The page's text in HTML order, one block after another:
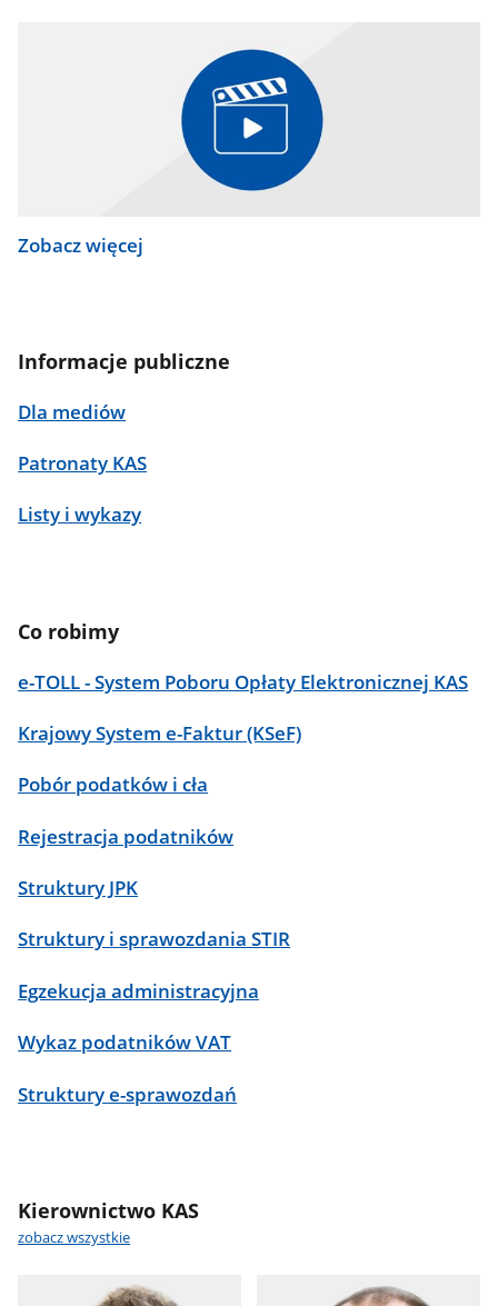
Zobacz więcej
Informacje publiczne
Dla mediów
Patronaty KAS
Listy i wykazy
Co robimy
e-TOLL - System Poboru Opłaty Elektronicznej KAS
Krajowy System e-Faktur (KSeF)
Pobór podatków i cła
Rejestracja podatników
Struktury JPK
Struktury i sprawozdania STIR
Egzekucja administracyjna
Wykaz podatników VAT
Struktury e-sprawozdań
Kierownictwo KAS
zobacz wszystkie